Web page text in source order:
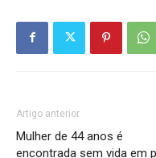
Artigo anterior
Mulher de 44 anos é
encontrada sem vida em